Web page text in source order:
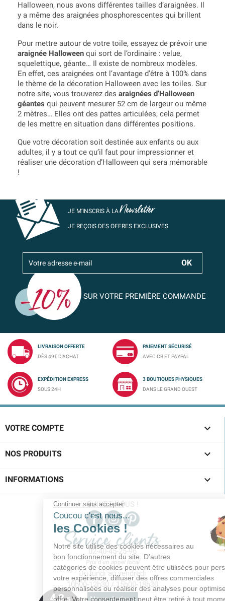
Halloween, nous avons différentes tailles d’araignées. Il
y a même des araignées phosphorescentes qui brillent
dans le noir.
Pour mettre autour de votre toile, essayez de prévoir une
araignée Halloween qui sort de l’ordinaire : velue,
squelettique, géante… Il existe de nombreux modèles.
En effet, ces araignées ont l’avantage d’être à 100% dans
le thème de la décoration Halloween avec les toiles. Sur
notre site, vous trouverez des araignées d’Halloween
géantes qui peuvent mesurer 52 cm de largeur ou même
2 mètres… Elles ont des pattes articulées, cela permet
de les mettre en situation dans différentes positions.
Que votre décoration soit destinée aux enfants ou aux
adultes, il y a tout ce qu’il faut pour impressionner et
réaliser une décoration d’Halloween qui sera mémorable
!
JE M’INSCRIS À LANewsletter
JE REÇOIS DES OFFRES EXCLUSIVES
SUR VOTRE PREMIÈRE COMMANDE
LIVRAISON OFFERTE
DÈS 49€ D'ACHAT
PAIEMENT SÉCURISÉ
AVEC CB ET PAYPAL
EXPÉDITION EXPRESS
SOUS 24H
3 BOUTIQUES PHYSIQUES
DANS LE GRAND OUEST
VOTRE COMPTE 
NOS PRODUITS 
INFORMATIONS 
SUIVEZ-NOUS !
Service clients
02-40-45-25-96
Prix d'un appel local
Du lundi au vendredi
10h00-12h30 / 15h00-18h30